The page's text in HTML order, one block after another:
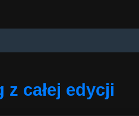
z całej edycji